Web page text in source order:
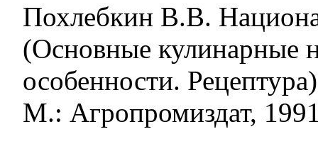
Похлебкин В.В.
(Основные кулинарные
особенности.
М.: Агропромиздат,